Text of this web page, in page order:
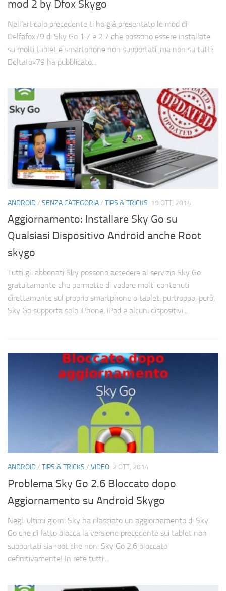
mod 2 by Dfox Skygo
Nell’articolo precedente ti ho già presentato le mod di
Delfafox79 di Sky Go 1.7 e 2.7 che possono essere installate
su molti tablet e smartphone non supportati, ma non su tutti:
Deltafox79 ha pubblicato...
ANDROID/ SENZA CATEGORIA/ TIPS & TRICKS 19 OTT, 2014
Aggiornamento: Installare Sky Go su
Qualsiasi Dispositivo Android anche Root
skygo
Tutti gli abbonati Sky possono accedere al servizio Sky Go
gratuitamente che permette di vedere molti contenuti
direttamente sul proprio smartphone o tablet: purtroppo, però,
Sky Go supporta solo iPhone, iPad e alcuni dispositivi...
ANDROID/ TIPS & TRICKS / VIDEO 2 OTT, 2014
Problema Sky Go 2.6 Bloccato dopo
Aggiornamento su Android Skygo
Negli ultimi giorni Sky ha rilasciato un aggiornamento di Sky
Go che di fatto blocca la versione precedente sui tablet non
supportati sia root che non: Sky Go 2.6 bloccato
definitivamente! In rete tutti...